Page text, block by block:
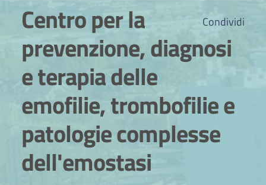
Condividi
Centro per la
prevenzione, diagnosi
e terapia delle
emofilie, trombofilie e
patologie complesse
dell'emostasi